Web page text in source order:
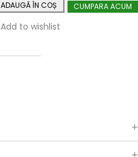
ADAUGĂ ÎN COȘ CUMPARA ACUM
Add to wishlist